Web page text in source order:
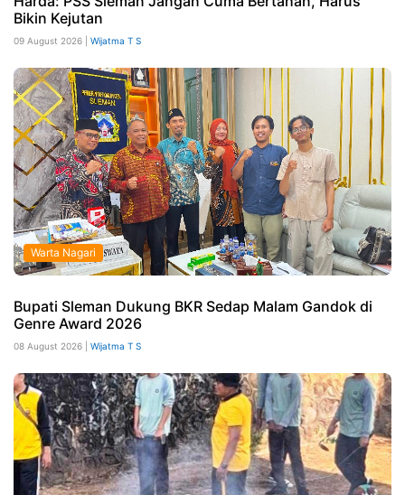
Bikin Kejutan
09 August 2026 | Wijatma T S
Warta Nagari
Bupati Sleman Dukung BKR Sedap Malam Gandok di
Genre Award 2026
08 August 2026 | Wijatma T S